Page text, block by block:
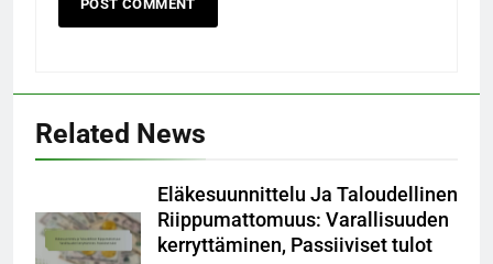
Related News
Eläkesuunnittelu Ja Taloudellinen
Riippumattomuus: Varallisuuden
kerryttäminen, Passiiviset tulot